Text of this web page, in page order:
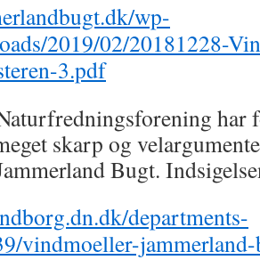
wp-
2019/02/20181228-
3.pdf
har
skarp og
Bugt.
departments-
vindmoeller-